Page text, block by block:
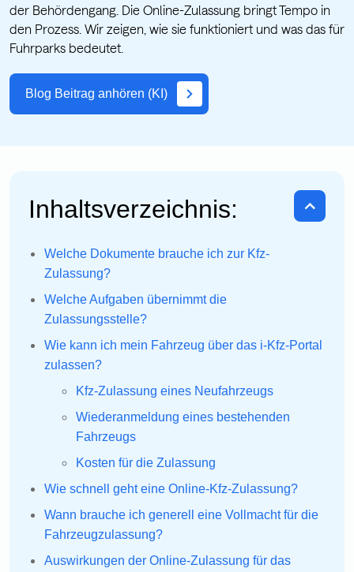
der Behördengang. Die Online-Zulassung bringt Tempo in
den Prozess. Wir zeigen, wie sie funktioniert und was das für
Fuhrparks bedeutet.
Blog Beitrag anhören (KI)
Inhaltsverzeichnis:
Welche Dokumente brauche ich zur Kfz-
Zulassung?
Welche Aufgaben übernimmt die
Zulassungsstelle?
Wie kann ich mein Fahrzeug über das i-Kfz-Portal
zulassen?
Kfz-Zulassung eines Neufahrzeugs
Wiederanmeldung eines bestehenden
Fahrzeugs
Kosten für die Zulassung
Wie schnell geht eine Online-Kfz-Zulassung?
Wann brauche ich generell eine Vollmacht für die
Fahrzeugzulassung?
Auswirkungen der Online-Zulassung für das